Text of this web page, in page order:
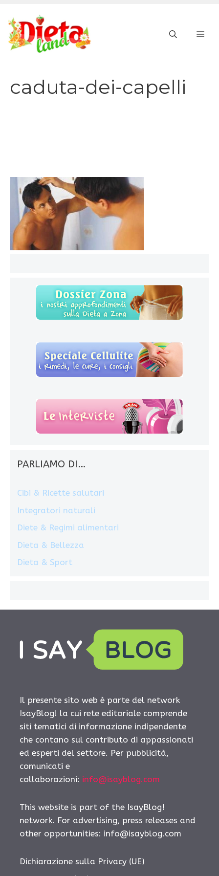
contenuto
caduta-dei-capelli
PARLIAMO DI…
Cibi & Ricette salutari
Integratori naturali
Diete & Regimi alimentari
Dieta & Bellezza
Dieta & Sport
Il presente sito web è parte del network
IsayBlog! la cui rete editoriale comprende
siti tematici di informazione indipendente
che contano sul contributo di appassionati
ed esperti del settore. Per pubblicità,
comunicati e
collaborazioni: info@isayblog.com
This website is part of the IsayBlog!
network. For advertising, press releases and
other opportunities: info@isayblog.com
Dichiarazione sulla Privacy (UE)